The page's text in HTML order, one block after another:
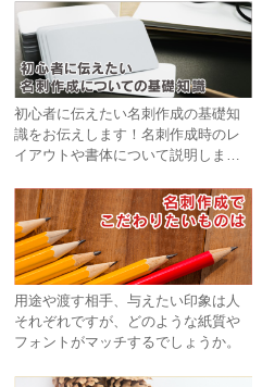
初心者に伝えたい名刺作成の基礎知
識をお伝えします！名刺作成時のレ
イアウトや書体について説明しま
用途や渡す相手、与えたい印象は人
それぞれですが、どのような紙質や
フォントがマッチするでしょうか。